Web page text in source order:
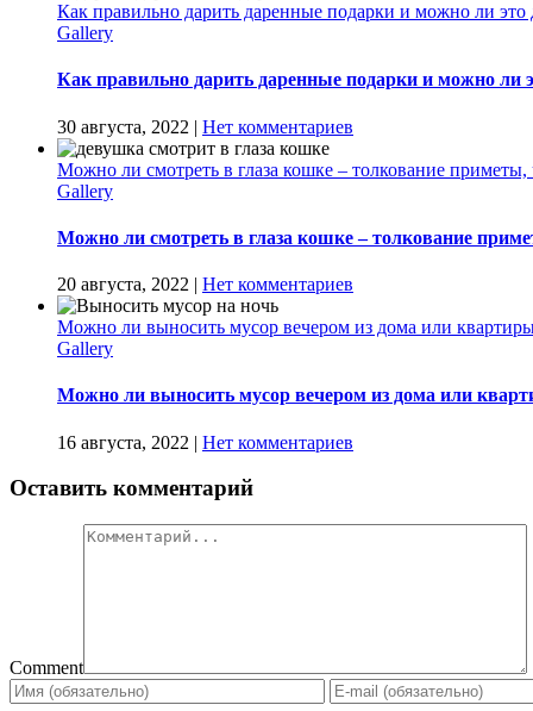
Как правильно дарить даренные подарки и можно ли это
Gallery
Как правильно дарить даренные подарки и можно ли
30 августа, 2022 | Нет комментариев
Можно ли смотреть в глаза кошке – толкование приметы,
Gallery
Можно ли смотреть в глаза кошке – толкование
20 августа, 2022 | Нет комментариев
Можно ли выносить мусор вечером из дома или
Gallery
Можно ли выносить мусор вечером из дома или
16 августа, 2022 | Нет комментариев
Оставить комментарий
Comment